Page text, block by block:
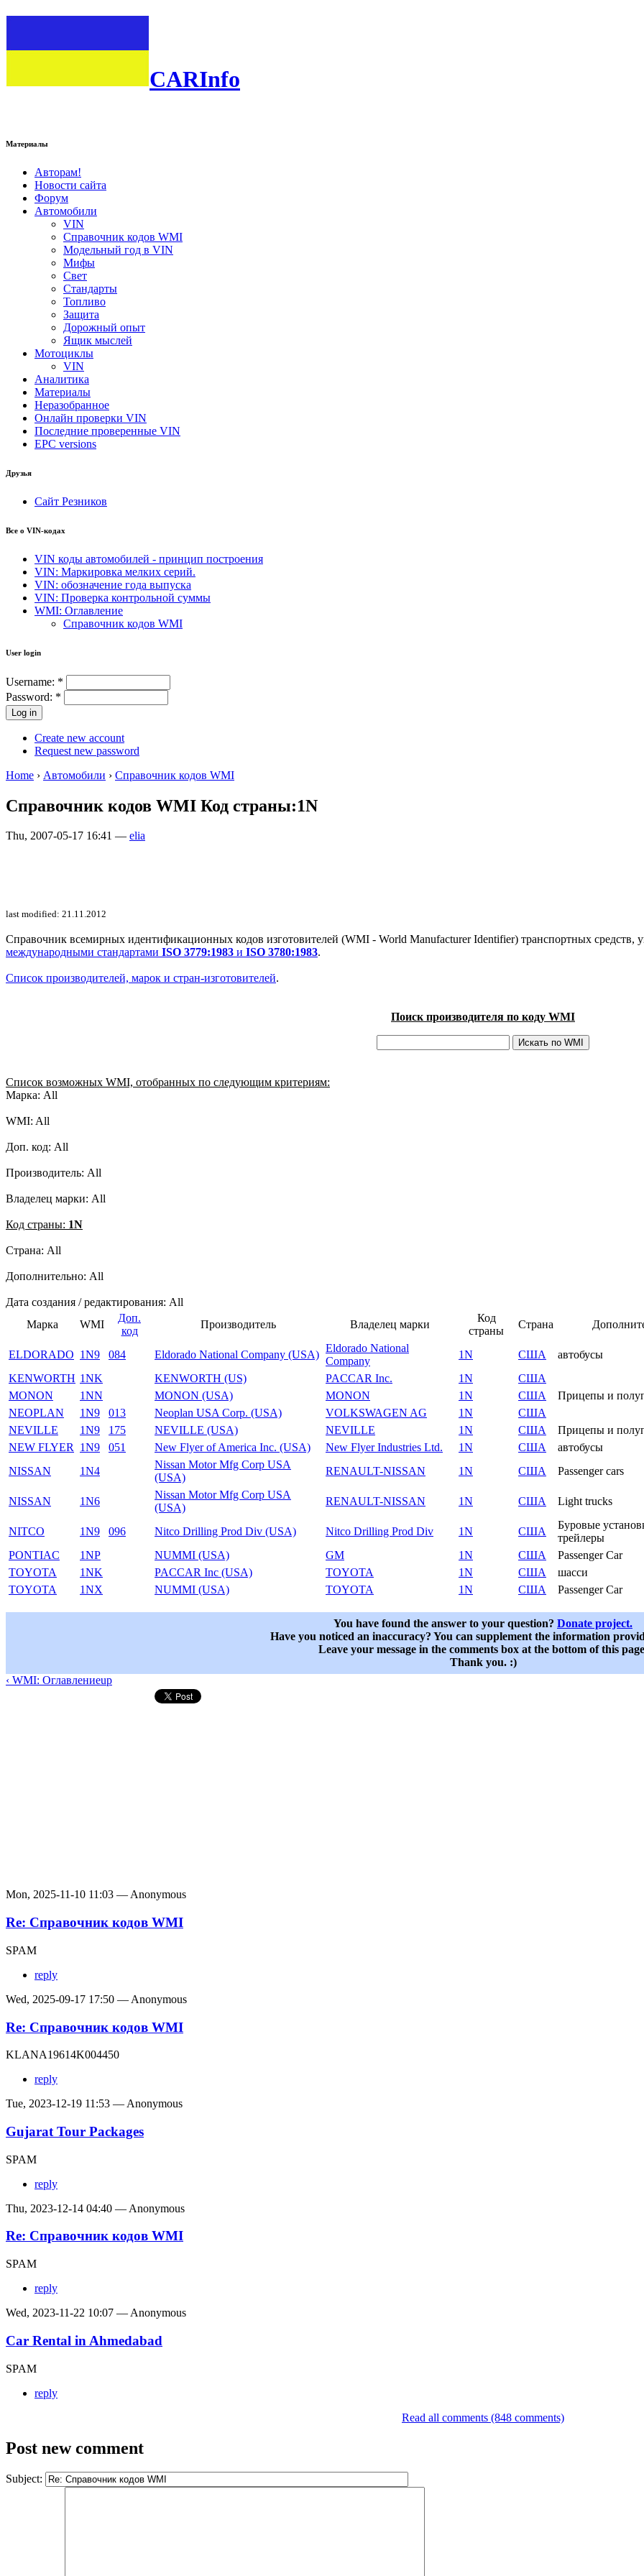
CARInfo
Материалы
Авторам!
Новости сайта
Форум
Автомобили
VIN
Справочник кодов WMI
Модельный год в VIN
Мифы
Свет
Стандарты
Топливо
Защита
Дорожный опыт
Ящик мыслей
Мотоциклы
VIN
Аналитика
Материалы
Неразобранное
Онлайн проверки VIN
Последние проверенные VIN
EPC versions
Друзья
Сайт Резников
Все о VIN-кодах
VIN коды автомобилей - принцип построения
VIN: Маркировка мелких серий.
VIN: обозначение года выпуска
VIN: Проверка контрольной суммы
WMI: Оглавление
Справочник кодов WMI
User login
Username: *
Password: *
Create new account
Request new password
Home › Автомобили › Справочник кодов WMI
Справочник кодов WMI Код страны:1N
Thu, 2007-05-17 16:41 — elia
last modified: 21.11.2012
Справочник всемирных идентификационных кодов изготовителей (WMI - World Manufacturer Identifier) транспортных средств,
международными стандартами ISO 3779:1983 и ISO 3780:1983.
Список производителей, марок и стран-изготовителей.
Поиск производителя по коду WMI
Список возможных WMI, отобранных по следующим критериям:
Марка: All
WMI: All
Доп. код: All
Производитель: All
Владелец марки: All
Код страны: 1N
Страна: All
Дополнительно: All
Дата создания / редактирования: All
Марка
WMI
Доп.
код
Производитель Владелец марки
Код
страны
Страна
ELDORADO 1N9 084 Eldorado National Company (USA)
Eldorado National
Company
1N США автобусы
KENWORTH 1NK KENWORTH (US) PACCAR Inc. 1N США
MONON
1NN MONON (USA) MONON 1N США Прицепы и
NEOPLAN
1N9 013 Neoplan USA Corp. (USA) VOLKSWAGEN AG 1N США
NEVILLE
1N9 175 NEVILLE (USA) NEVILLE 1N США Прицепы и
NEW FLYER 1N9 051 New Flyer of America Inc. (USA) New Flyer Industries Ltd. 1N США автобусы
NISSAN
1N4
Nissan Motor Mfg Corp USA
(USA)
RENAULT-NISSAN 1N США Passenger cars
NISSAN 1N6
Nissan Motor Mfg Corp USA
(USA)
RENAULT-NISSAN 1N США Light trucks
NITCO 1N9 096 Nitco Drilling Prod Div (USA) Nitco Drilling Prod Div 1N США
Буровые
трейлеры
PONTIAC
1NP NUMMI (USA) GM 1N США Passenger Car
TOYOTA
1NK PACCAR Inc (USA) TOYOTA 1N США шасси
TOYOTA
1NX NUMMI (USA) TOYOTA 1N США Passenger Car
You have found the answer to your question? Donate project.
Have you noticed an inaccuracy? You can supplement the information
Leave your message in the comments box at the bottom of this
Thank you. :)
‹ WMI: Оглавлениеup
Mon, 2025-11-10 11:03 — Anonymous
Re: Справочник кодов WMI
SPAM
reply
Wed, 2025-09-17 17:50 — Anonymous
Re: Справочник кодов WMI
KLANA19614K004450
reply
Tue, 2023-12-19 11:53 — Anonymous
Gujarat Tour Packages
SPAM
reply
Thu, 2023-12-14 04:40 — Anonymous
Re: Справочник кодов WMI
SPAM
reply
Wed, 2023-11-22 10:07 — Anonymous
Car Rental in Ahmedabad
SPAM
reply
Read all comments (848 comments)
Post new comment
Subject: